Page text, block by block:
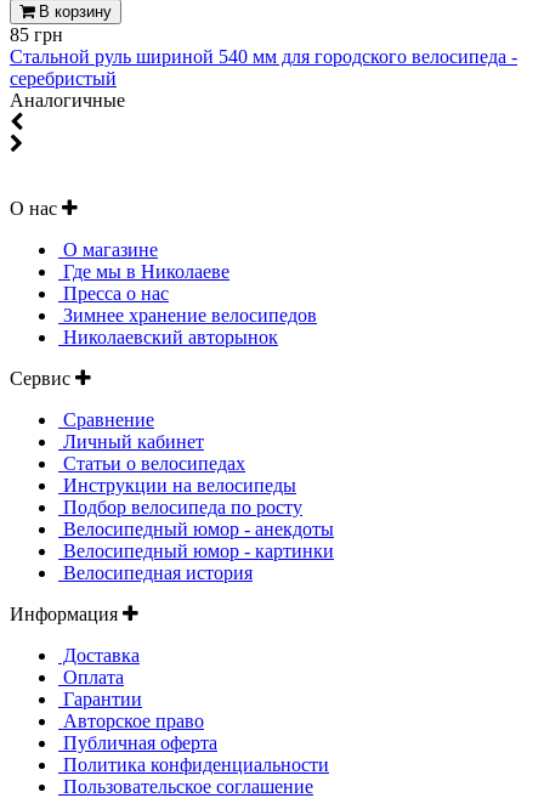
В корзину
85 грн
Стальной руль шириной 540 мм для городского велосипеда -
серебристый
Аналогичные
О нас
О магазине
Где мы в Николаеве
Пресса о нас
Зимнее хранение велосипедов
Николаевский авторынок
Сервис
Сравнение
Личный кабинет
Статьи о велосипедах
Инструкции на велосипеды
Подбор велосипеда по росту
Велосипедный юмор - анекдоты
Велосипедный юмор - картинки
Велосипедная история
Информация
Доставка
Оплата
Гарантии
Авторское право
Публичная оферта
Политика конфиденциальности
Пользовательское соглашение